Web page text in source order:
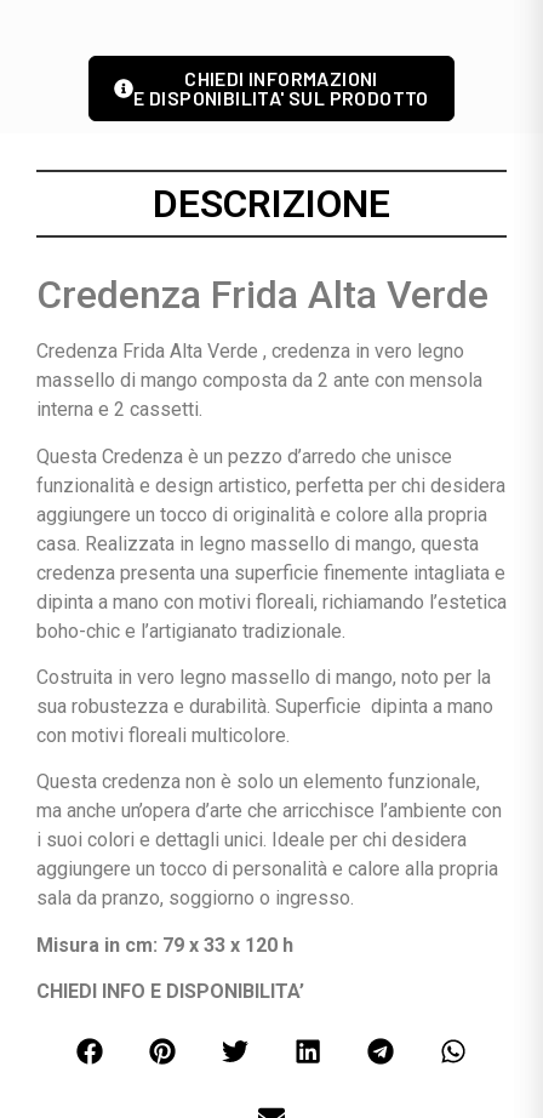
CHIEDI INFORMAZIONI
E DISPONIBILITA' SUL PRODOTTO
DESCRIZIONE
Credenza Frida Alta Verde
Credenza Frida Alta Verde , credenza in vero legno
massello di mango composta da 2 ante con mensola
interna e 2 cassetti.
Questa Credenza è un pezzo d’arredo che unisce
funzionalità e design artistico, perfetta per chi desidera
aggiungere un tocco di originalità e colore alla propria
casa. Realizzata in legno massello di mango, questa
credenza presenta una superficie finemente intagliata e
dipinta a mano con motivi floreali, richiamando l’estetica
boho-chic e l’artigianato tradizionale.
Costruita in vero legno massello di mango, noto per la
sua robustezza e durabilità. Superficie dipinta a mano
con motivi floreali multicolore.
Questa credenza non è solo un elemento funzionale,
ma anche un’opera d’arte che arricchisce l’ambiente con
i suoi colori e dettagli unici. Ideale per chi desidera
aggiungere un tocco di personalità e calore alla propria
sala da pranzo, soggiorno o ingresso.
Misura in cm: 79 x 33 x 120 h
CHIEDI INFO E DISPONIBILITA’